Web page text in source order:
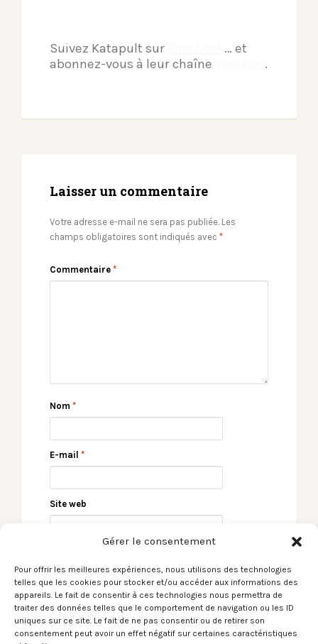
Gérer le consentement
Pour offrir les meilleures expériences, nous utilisons des technologies
telles que les cookies pour stocker et/ou accéder aux informations des
appareils. Le fait de consentir à ces technologies nous permettra de
traiter des données telles que le comportement de navigation ou les ID
uniques sur ce site. Le fait de ne pas consentir ou de retirer son
consentement peut avoir un effet négatif sur certaines caractéristiques
Suivez Katapult sur
… et
abonnez-vous à leur chaîne
.
Laisser un commentaire
Votre adresse e-mail ne sera pas publiée. Les
champs obligatoires sont indiqués avec *
Commentaire *
Nom *
E-mail *
Site web